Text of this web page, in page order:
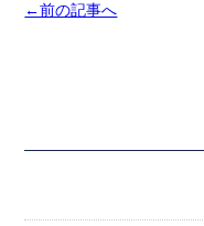
←前の記事へ